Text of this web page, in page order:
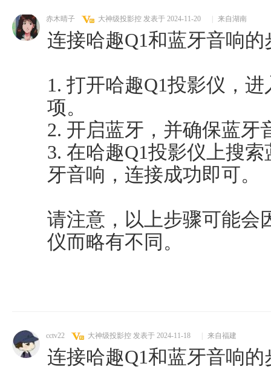
赤木晴子 大神级投影控 发表于 2024-11-20 来自湖南
连接哈趣Q1和蓝牙音响
1. 打开哈趣Q1投影仪，
项。
2. 开启蓝牙，并确保蓝牙
3. 在哈趣Q1投影仪上搜
牙音响，连接成功即可。
请注意，以上步骤可能会
仪而略有不同。
cctv22 大神级投影控 发表于 2024-11-18 来自福建
连接哈趣Q1和蓝牙音响